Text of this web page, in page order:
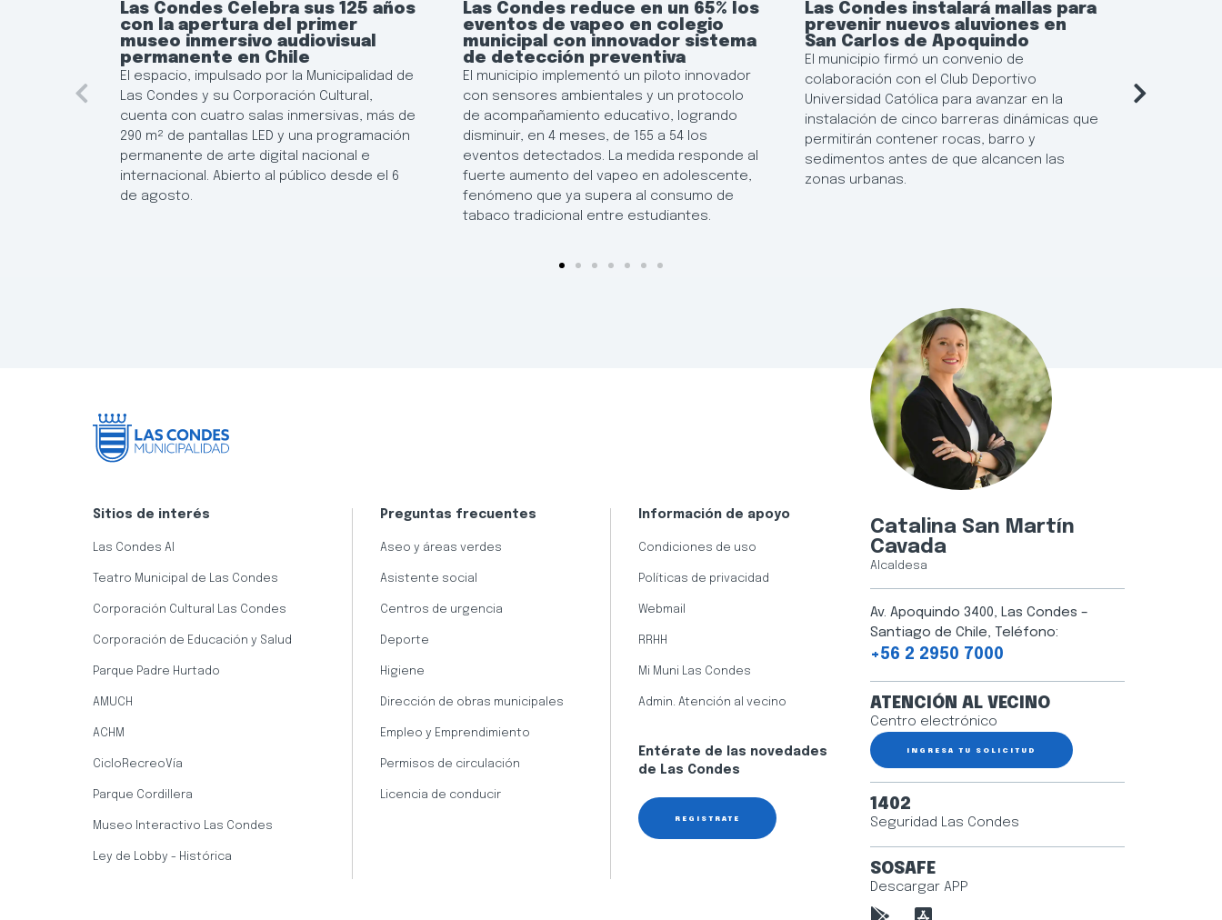
Las Condes Celebra sus 125 años
con la apertura del primer
museo inmersivo audiovisual
permanente en Chile
El espacio, impulsado por la Municipalidad de
Las Condes y su Corporación Cultural,
cuenta con cuatro salas inmersivas, más de
290 m² de pantallas LED y una programación
permanente de arte digital nacional e
internacional. Abierto al público desde el 6
de agosto.
Las Condes reduce en un 65% los
eventos de vapeo en colegio
municipal con innovador sistema
de detección preventiva
El municipio implementó un piloto innovador
con sensores ambientales y un protocolo
de acompañamiento educativo, logrando
disminuir, en 4 meses, de 155 a 54 los
eventos detectados. La medida responde al
fuerte aumento del vapeo en adolescente,
fenómeno que ya supera al consumo de
tabaco tradicional entre estudiantes.
Las Condes instalará mallas para
prevenir nuevos aluviones en
San Carlos de Apoquindo
El municipio firmó un convenio de
colaboración con el Club Deportivo
Universidad Católica para avanzar en la
instalación de cinco barreras dinámicas que
permitirán contener rocas, barro y
sedimentos antes de que alcancen las
zonas urbanas.
Sitios de interés
Las Condes AI
Teatro Municipal de Las Condes
Corporación Cultural Las Condes
Corporación de Educación y Salud
Parque Padre Hurtado
AMUCH
ACHM
CicloRecreoVía
Parque Cordillera
Museo Interactivo Las Condes
Ley de Lobby - Histórica
Preguntas frecuentes
Aseo y áreas verdes
Asistente social
Centros de urgencia
Deporte
Higiene
Dirección de obras municipales
Empleo y Emprendimiento
Permisos de circulación
Licencia de conducir
Información de apoyo
Condiciones de uso
Políticas de privacidad
Webmail
RRHH
Mi Muni Las Condes
Admin. Atención al vecino
Entérate de las novedades
de Las Condes
REGÍSTRATE
Catalina San Martín
Cavada
Alcaldesa
Av. Apoquindo 3400, Las Condes –
Santiago de Chile, Teléfono:
+56 2 2950 7000
ATENCIÓN AL VECINO
Centro electrónico
INGRESA TU SOLICITUD
1402
Seguridad Las Condes
SOSAFE
Descargar APP